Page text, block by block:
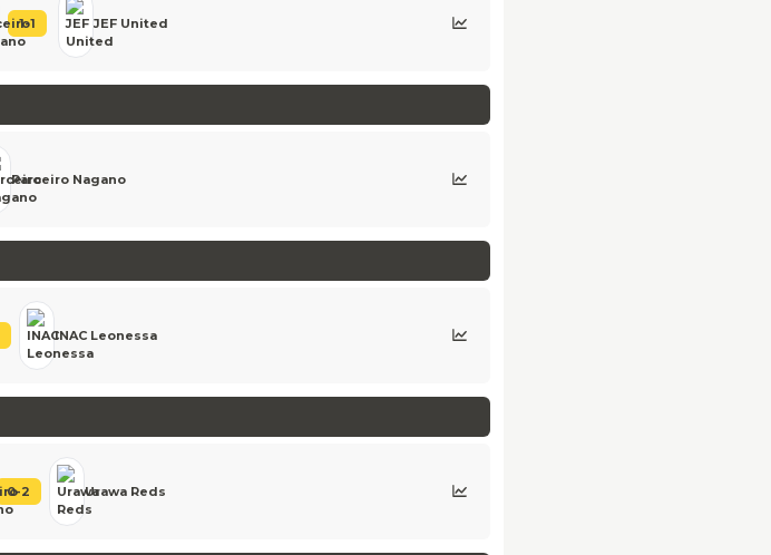
1-1 JEF United
Parceiro Nagano
INAC Leonessa
0-2 Urawa Reds